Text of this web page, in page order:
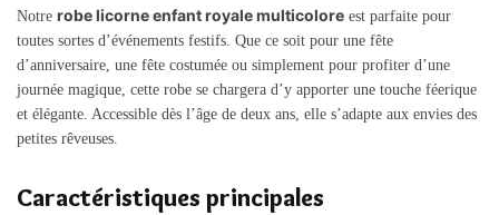
Notre robe licorne enfant royale multicolore est parfaite pour
toutes sortes d’événements festifs. Que ce soit pour une fête
d’anniversaire, une fête costumée ou simplement pour profiter d’une
journée magique, cette robe se chargera d’y apporter une touche féerique
et élégante. Accessible dès l’âge de deux ans, elle s’adapte aux envies des
petites rêveuses.
Caractéristiques principales